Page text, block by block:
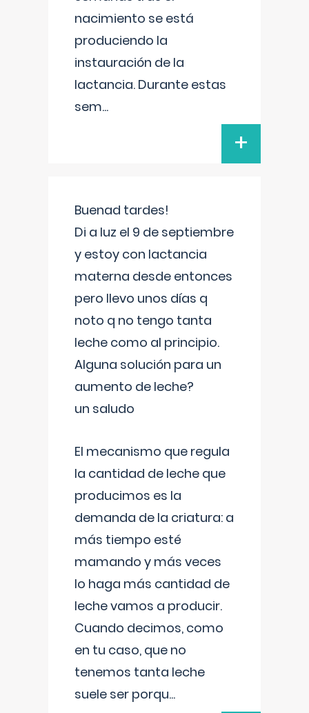
nacimiento se está
produciendo la
instauración de la
lactancia. Durante estas
sem...
+
Buenad tardes!
Di a luz el 9 de septiembre
y estoy con lactancia
materna desde entonces
pero llevo unos días q
noto q no tengo tanta
leche como al principio.
Alguna solución para un
aumento de leche?
un saludo
El mecanismo que regula
la cantidad de leche que
producimos es la
demanda de la criatura: a
más tiempo esté
mamando y más veces
lo haga más cantidad de
leche vamos a producir.
Cuando decimos, como
en tu caso, que no
tenemos tanta leche
suele ser porqu...